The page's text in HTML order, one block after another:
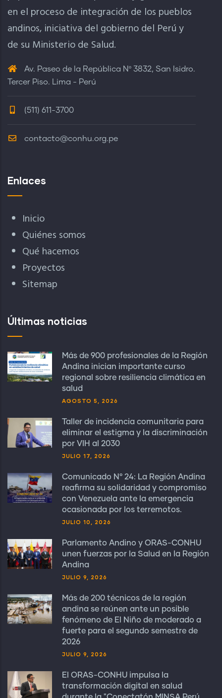
en el proceso de integración de los pueblos
andinos, iniciativa del gobierno del Perú y
de su Ministerio de Salud.
Av. Paseo de la República Nº 3832, San Isidro.
Tercer Piso. Lima - Perú
(511) 611-3700
contacto@conhu.org.pe
Enlaces
Inicio
Quiénes somos
Qué hacemos
Proyectos
Sitemap
Últimas noticias
Más de 900 profesionales de la Región
Andina inician importante curso
regional sobre resiliencia climática en
salud
AGOSTO 5, 2026
Taller de incidencia comunitaria para
eliminar el estigma y la discriminación
por VIH al 2030
JULIO 17, 2026
Comunicado N° 24: La Región Andina
reafirma su solidaridad y compromiso
con Venezuela ante la emergencia
ocasionada por los terremotos.
JULIO 10, 2026
Parlamento Andino y ORAS-CONHU
unen fuerzas por la Salud en la Región
Andina
JULIO 9, 2026
Más de 200 técnicos de la región
andina se reúnen ante un posible
fenómeno de El Niño de moderado a
fuerte para el segundo semestre de
2026
JULIO 9, 2026
El ORAS-CONHU impulsa la
transformación digital en salud